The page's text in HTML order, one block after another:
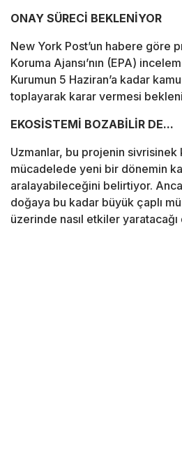
ONAY SÜRECİ BEKLENİYOR
New York Post’un habere göre
Koruma Ajansı’nın (EPA)
Kurumun 5 Haziran’a kadar
toplayarak karar vermesi
EKOSİSTEMİ BOZABİLİR DE...
Uzmanlar, bu projenin sivrisinek
mücadelede yeni bir dönemin
aralayabileceğini belirtiyor.
doğaya bu kadar büyük çaplı
üzerinde nasıl etkiler yaratacağı